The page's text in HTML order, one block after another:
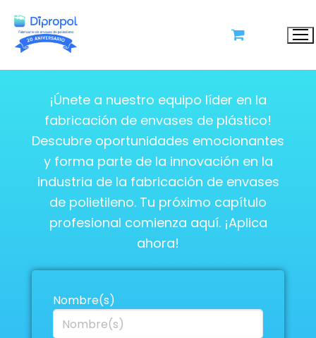
X
Solicita tu Cotización
¡Únete a nuestro equipo líder en la
fabricación de envases de plástico!
Descubre oportunidades emocionantes
y forma parte de la innovación en la
industria de la fabricación de envases
de polietileno. Tu próximo capítulo
profesional comienza aquí. ¡Aplica
ahora!
Nombre(s)